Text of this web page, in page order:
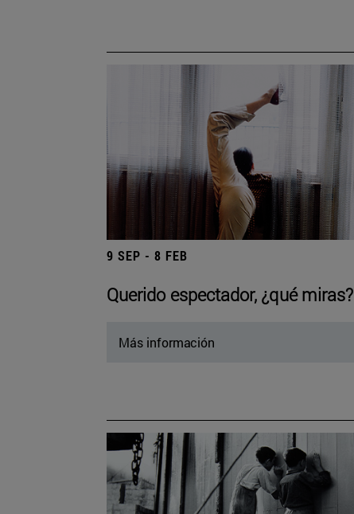
9 SEP - 8 FEB
Querido espectador, ¿qué miras?
Más información